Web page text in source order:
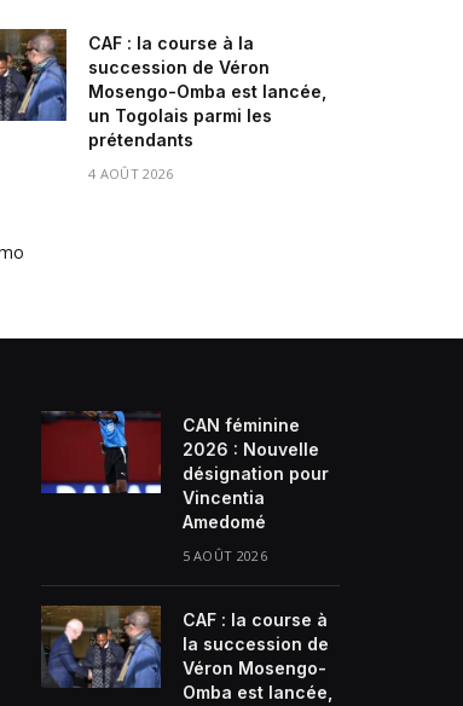
CAF : la course à la
succession de Véron
Mosengo-Omba est lancée,
un Togolais parmi les
prétendants
4 AOÛT 2026
CAN féminine
2026 : Nouvelle
désignation pour
Vincentia
Amedomé
5 AOÛT 2026
CAF : la course à
la succession de
Véron Mosengo-
Omba est lancée,